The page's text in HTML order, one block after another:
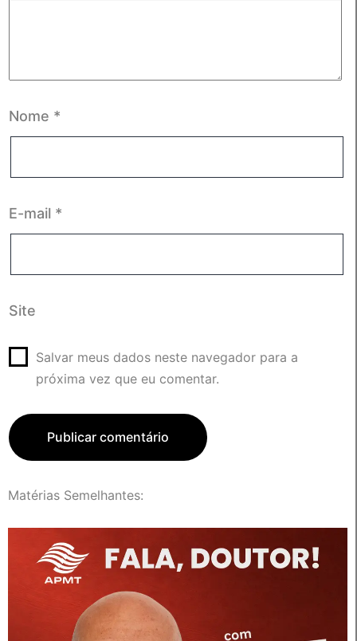
Nome *
E-mail *
Site
Salvar meus dados neste navegador para a
próxima vez que eu comentar.
Matérias Semelhantes: